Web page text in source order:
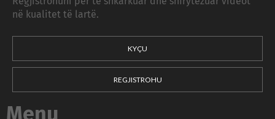
në kualitet të lartë.
KYÇU
REGJISTROHU
Menu